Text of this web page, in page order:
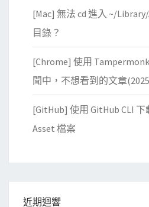
[Mac] 無法 cd 進入 ~/
目錄？
[Chrome] 使用
聞中，不想看到的文章
[GitHub] 使用 GitHub CLI 下
Asset 檔案
近期迴響